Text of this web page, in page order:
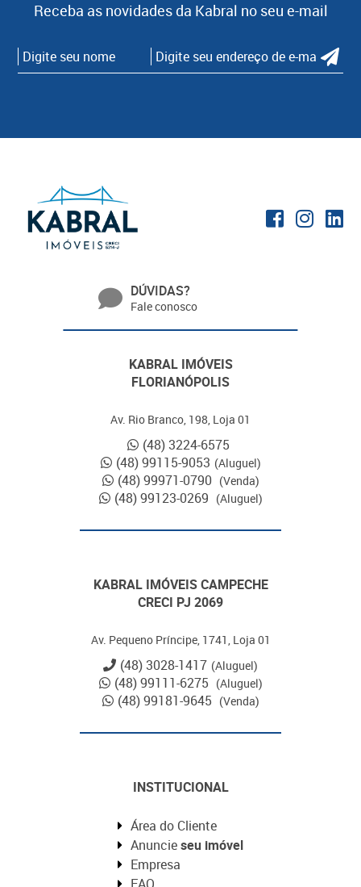
Receba as novidades da Kabral no seu e-mail
DÚVIDAS?
Fale conosco
KABRAL IMÓVEIS
FLORIANÓPOLIS
Av. Rio Branco, 198, Loja 01
(48) 3224-6575
(48) 99115-9053 (Aluguel)
(48) 99971-0790 (Venda)
(48) 99123-0269 (Aluguel)
KABRAL IMÓVEIS CAMPECHE
CRECI PJ 2069
Av. Pequeno Príncipe, 1741, Loja 01
(48) 3028-1417 (Aluguel)
(48) 99111-6275 (Aluguel)
(48) 99181-9645 (Venda)
INSTITUCIONAL
Área do Cliente
Anuncieseu imóvel
Empresa